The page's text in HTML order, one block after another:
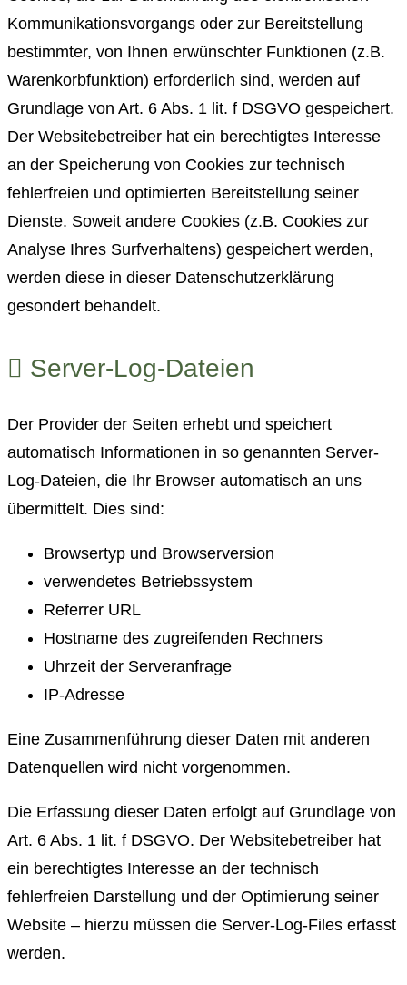
Kommunikationsvorgangs oder zur Bereitstellung
bestimmter, von Ihnen erwünschter Funktionen (z.B.
Warenkorbfunktion) erforderlich sind, werden auf
Grundlage von Art. 6 Abs. 1 lit. f DSGVO gespeichert.
Der Websitebetreiber hat ein berechtigtes Interesse
an der Speicherung von Cookies zur technisch
fehlerfreien und optimierten Bereitstellung seiner
Dienste. Soweit andere Cookies (z.B. Cookies zur
Analyse Ihres Surfverhaltens) gespeichert werden,
werden diese in dieser Datenschutzerklärung
gesondert behandelt.
Server-Log-Dateien
Der Provider der Seiten erhebt und speichert
automatisch Informationen in so genannten Server-
Log-Dateien, die Ihr Browser automatisch an uns
übermittelt. Dies sind:
Browsertyp und Browserversion
verwendetes Betriebssystem
Referrer URL
Hostname des zugreifenden Rechners
Uhrzeit der Serveranfrage
IP-Adresse
Eine Zusammenführung dieser Daten mit anderen
Datenquellen wird nicht vorgenommen.
Die Erfassung dieser Daten erfolgt auf Grundlage von
Art. 6 Abs. 1 lit. f DSGVO. Der Websitebetreiber hat
ein berechtigtes Interesse an der technisch
fehlerfreien Darstellung und der Optimierung seiner
Website – hierzu müssen die Server-Log-Files erfasst
werden.